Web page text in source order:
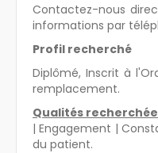
Contactez-nous
informations par
Profil recherché
Diplômé, Inscrit à
remplacement.
Qualités
| Engagement |
du patient.